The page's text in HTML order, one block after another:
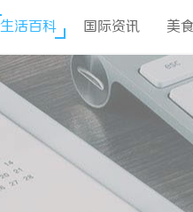
生活百科 国际资讯 美